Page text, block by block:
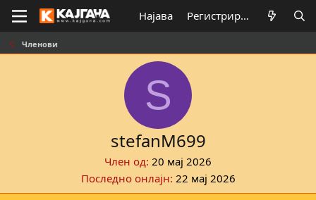
Најава Регистрирај се
Членови
S
stefanM699
Член од 20 мај 2026
Последно онлајн 22 мај 2026